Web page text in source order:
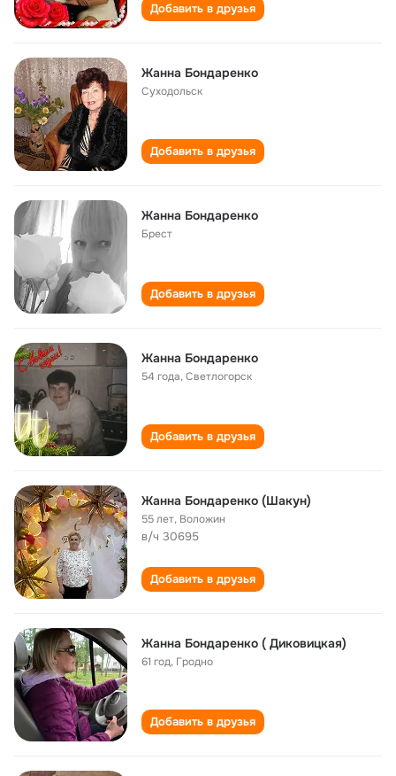
Добавить в друзья
Жанна Бондаренко
Суходольск
Добавить в друзья
Жанна Бондаренко
Брест
Добавить в друзья
Жанна Бондаренко
54 года,Светлогорск
Добавить в друзья
Жанна Бондаренко (Шакун)
55 лет, Воложин
в/ч 30695
Добавить в друзья
Жанна Бондаренко ( Диковицкая)
61 год, Гродно
Добавить в друзья